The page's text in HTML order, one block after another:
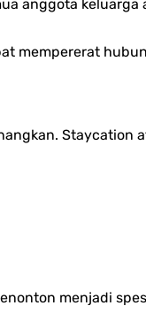
anggota keluarga
mempererat
Staycation
menjadi